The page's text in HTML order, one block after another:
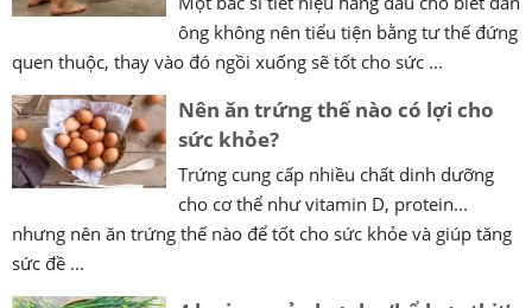
ông không nên tiểu tiện bằng tư thế đứng
quen thuộc, thay vào đó ngồi xuống sẽ tốt cho sức ...
Nên ăn trứng thế nào có lợi cho
sức khỏe?
Trứng cung cấp nhiều chất dinh dưỡng
cho cơ thể như vitamin D, protein...
nhưng nên ăn trứng thế nào để tốt cho sức khỏe và giúp tăng
sức đề ...